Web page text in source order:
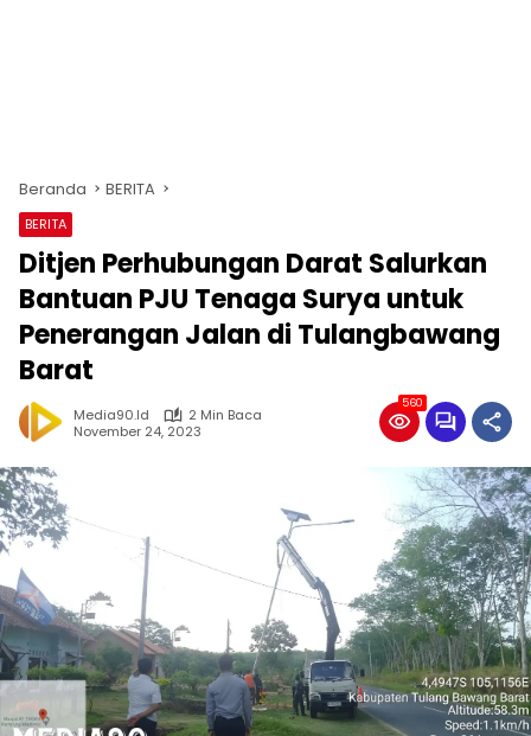
Beranda BERITA
BERITA
Ditjen Perhubungan Darat Salurkan
Bantuan PJU Tenaga Surya untuk
Penerangan Jalan di Tulangbawang
Barat
Media90.id
2 Min Baca
November 24, 2023
560